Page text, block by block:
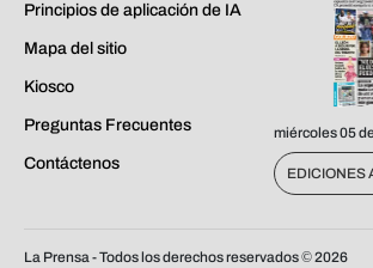
Principios de aplicación de IA
Mapa del sitio
Kiosco
Preguntas Frecuentes
Contáctenos
miércoles 05
EDICIONES
La Prensa - Todos los derechos reservados ©2026